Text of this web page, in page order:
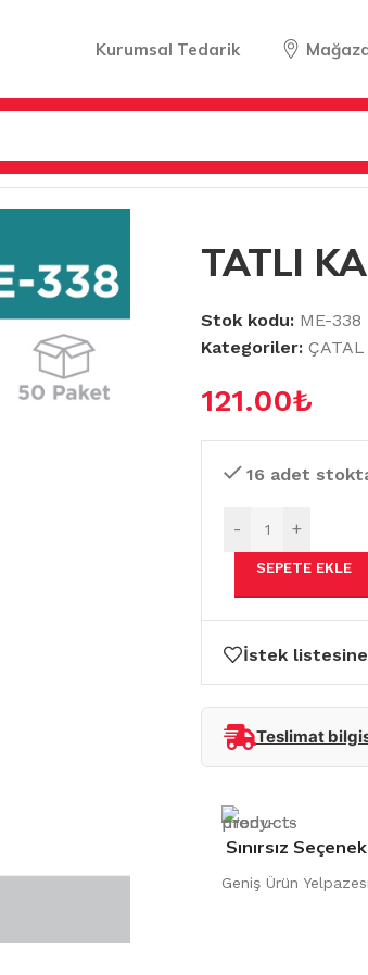
Kurumsal Tedarik
& KAŞIK/TATLI KAŞIK LÜKS 6LI
TATLI
Stok kodu: ME-338
Kategoriler:
121.00₺
16 adet
- +
SEPETE EKLE
İstek
Teslimat
Sınırsız Seçenek
Geniş Ürün Yelpazesi